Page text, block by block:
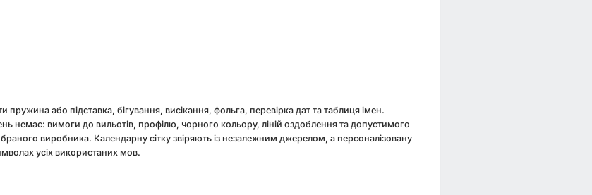
пружина або підставка, бігування, висікання, фольга, перевірка дат та таблиця імен.
немає: вимоги до вильотів, профілю, чорного кольору, ліній оздоблення та допустимого
виробника. Календарну сітку звіряють із незалежним джерелом, а персоналізовану
усіх використаних мов.